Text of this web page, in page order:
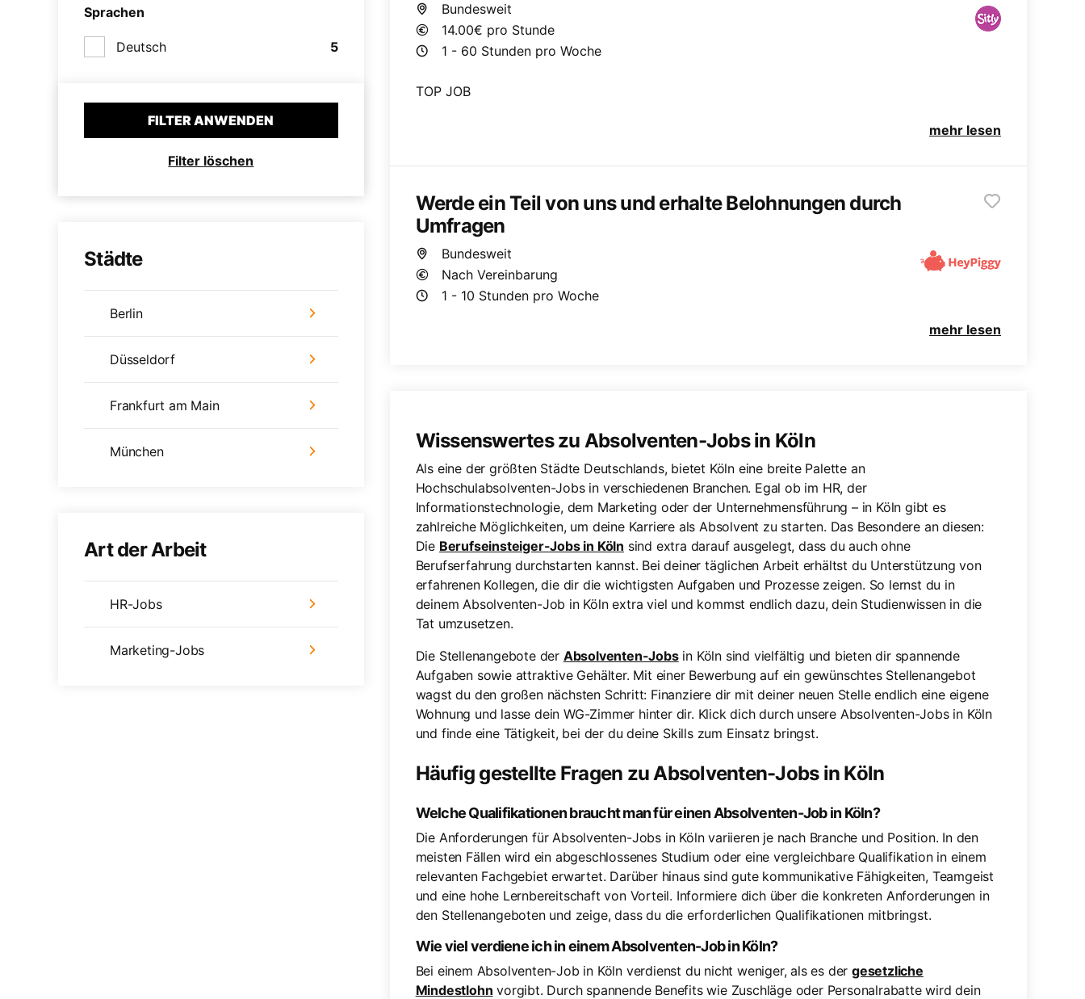
Sprachen
Deutsch 5
FILTER ANWENDEN
Filter löschen
Städte
Berlin
Düsseldorf
Frankfurt am Main
München
Art der Arbeit
HR-Jobs
Marketing-Jobs
Bundesweit
14.00€ pro Stunde
1 - 60 Stunden pro Woche
TOP JOB
mehr lesen
Werde ein Teil von uns und erhalte Belohnungen durch
Umfragen
Bundesweit
Nach Vereinbarung
1 - 10 Stunden pro Woche
mehr lesen
Wissenswertes zu Absolventen-Jobs in Köln
Als eine der größten Städte Deutschlands, bietet Köln eine breite Palette an
Hochschulabsolventen-Jobs in verschiedenen Branchen. Egal ob im HR, der
Informationstechnologie, dem Marketing oder der Unternehmensführung – in Köln gibt es
zahlreiche Möglichkeiten, um deine Karriere als Absolvent zu starten. Das Besondere an diesen:
Die Berufseinsteiger-Jobs in Köln sind extra darauf ausgelegt, dass du auch ohne
Berufserfahrung durchstarten kannst. Bei deiner täglichen Arbeit erhältst du Unterstützung von
erfahrenen Kollegen, die dir die wichtigsten Aufgaben und Prozesse zeigen. So lernst du in
deinem Absolventen-Job in Köln extra viel und kommst endlich dazu, dein Studienwissen in die
Tat umzusetzen.
Die Stellenangebote der Absolventen-Jobsin Köln sind vielfältig und bieten dir spannende
Aufgaben sowie attraktive Gehälter. Mit einer Bewerbung auf ein gewünschtes Stellenangebot
wagst du den großen nächsten Schritt: Finanziere dir mit deiner neuen Stelle endlich eine eigene
Wohnung und lasse dein WG-Zimmer hinter dir. Klick dich durch unsere Absolventen-Jobs in Köln
und finde eine Tätigkeit, bei der du deine Skills zum Einsatz bringst.
Häufig gestellte Fragen zu Absolventen-Jobs in Köln
Welche Qualifikationen braucht man für einen Absolventen-Job in Köln?
Die Anforderungen für Absolventen-Jobs in Köln variieren je nach Branche und Position. In den
meisten Fällen wird ein abgeschlossenes Studium oder eine vergleichbare Qualifikation in einem
relevanten Fachgebiet erwartet. Darüber hinaus sind gute kommunikative Fähigkeiten, Teamgeist
und eine hohe Lernbereitschaft von Vorteil. Informiere dich über die konkreten Anforderungen in
den Stellenangeboten und zeige, dass du die erforderlichen Qualifikationen mitbringst.
Wie viel verdiene ich in einem Absolventen-Job in Köln?
Bei einem Absolventen-Job in Köln verdienst du nicht weniger, als es dergesetzliche
Mindestlohn vorgibt. Durch spannende Benefits wie Zuschläge oder Personalrabatte wird dein